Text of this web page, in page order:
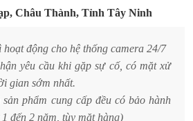
, Châu Thành, Tỉnh Tây Ninh
hoạt động cho hệ thống camera 24/7
yêu cầu khi gặp sự cố, có mặt xử
gian sớm nhất.
sản phẩm cung cấp đều có bảo hành
đến 2 năm, tùy mặt hàng)